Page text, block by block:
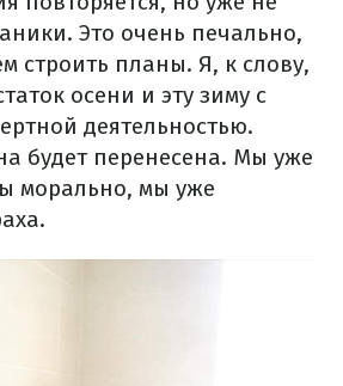
Это очень печально,
строить планы. Я, к слову,
осени и эту зиму с
деятельностью.
будет перенесена. Мы уже
морально, мы уже